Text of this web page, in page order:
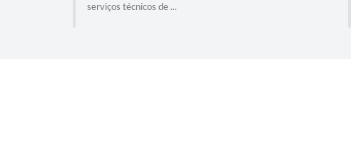
serviços técnicos de ...